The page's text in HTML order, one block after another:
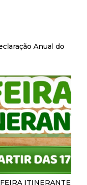
Anual do
ITINERANTE